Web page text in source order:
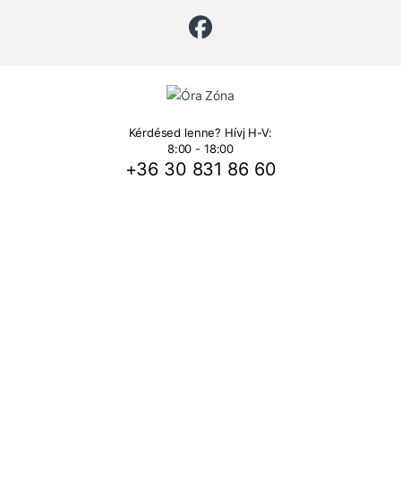
Kérdésed lenne? Hívj H-V:
8:00 - 18:00
+36 30 831 86 60